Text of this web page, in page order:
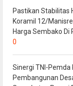
Pastikan Stabilitas
Koramil 12/
Harga Sembako Di
0
Sinergi TNI-Pemda
Pembangunan